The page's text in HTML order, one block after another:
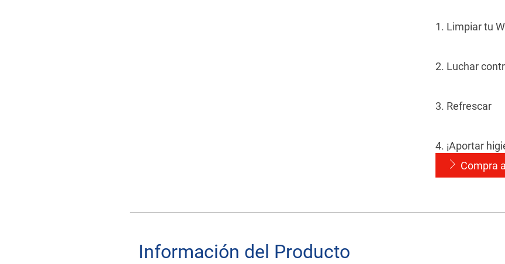
1. Limpiar tu
2. Luchar
3. Refrescar
4. ¡Aportar
Compra
Información del Producto